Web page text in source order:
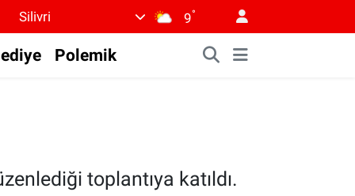
Silivri 9°
Polemik
toplantıya katıldı.